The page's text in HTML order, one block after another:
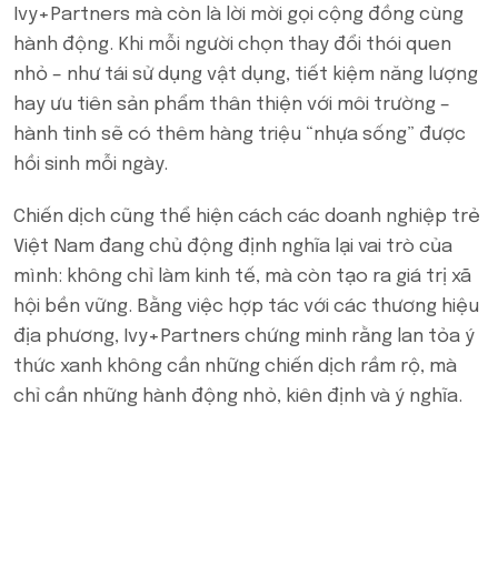
Ivy+Partners mà còn là lời mời gọi cộng đồng cùng
hành động. Khi mỗi người chọn thay đổi thói quen
nhỏ – như tái sử dụng vật dụng, tiết kiệm năng lượng
hay ưu tiên sản phẩm thân thiện với môi trường –
hành tinh sẽ có thêm hàng triệu “nhựa sống” được
hồi sinh mỗi ngày.
Chiến dịch cũng thể hiện cách các doanh nghiệp trẻ
Việt Nam đang chủ động định nghĩa lại vai trò của
mình: không chỉ làm kinh tế, mà còn tạo ra giá trị xã
hội bền vững. Bằng việc hợp tác với các thương hiệu
địa phương, Ivy+Partners chứng minh rằng lan tỏa ý
thức xanh không cần những chiến dịch rầm rộ, mà
chỉ cần những hành động nhỏ, kiên định và ý nghĩa.